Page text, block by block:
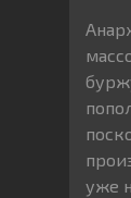
уже